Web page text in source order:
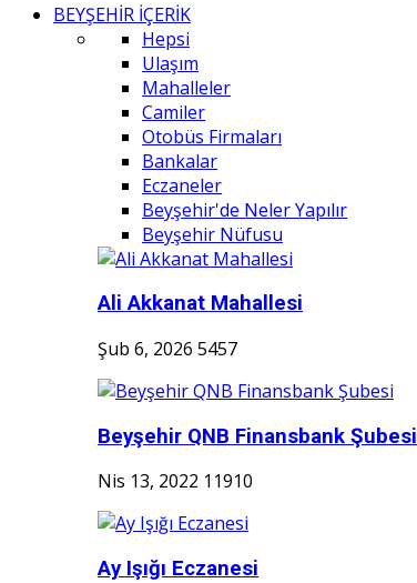
BEYŞEHİR İÇERİK
Hepsi
Ulaşım
Mahalleler
Camiler
Otobüs Firmaları
Bankalar
Eczaneler
Beyşehir'de Neler Yapılır
Beyşehir Nüfusu
Ali Akkanat Mahallesi
Şub 6, 2026 5457
Beyşehir QNB Finansbank Şubesi
Nis 13, 2022 11910
Ay Işığı Eczanesi